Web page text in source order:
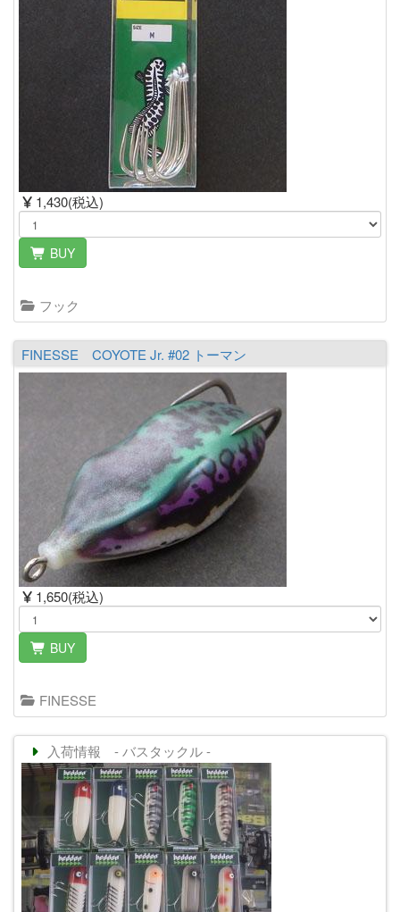
1,430(税込)
BUY
フック
FINESSE COYOTE Jr. #02 トーマン
1,650(税込)
BUY
FINESSE
入荷情報 - バスタックル -